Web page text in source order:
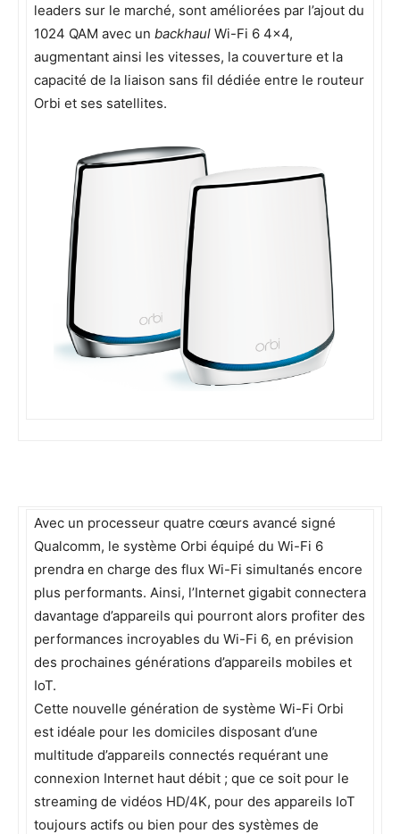
leaders sur le marché, sont améliorées par l’ajout du
1024 QAM avec un backhaul Wi-Fi 6 4×4,
augmentant ainsi les vitesses, la couverture et la
capacité de la liaison sans fil dédiée entre le routeur
Orbi et ses satellites.
Avec un processeur quatre cœurs avancé signé
Qualcomm, le système Orbi équipé du Wi-Fi 6
prendra en charge des flux Wi-Fi simultanés encore
plus performants. Ainsi, l’Internet gigabit connectera
davantage d’appareils qui pourront alors profiter des
performances incroyables du Wi-Fi 6, en prévision
des prochaines générations d’appareils mobiles et
IoT.
Cette nouvelle génération de système Wi-Fi Orbi
est idéale pour les domiciles disposant d’une
multitude d’appareils connectés requérant une
connexion Internet haut débit ; que ce soit pour le
streaming de vidéos HD/4K, pour des appareils IoT
toujours actifs ou bien pour des systèmes de